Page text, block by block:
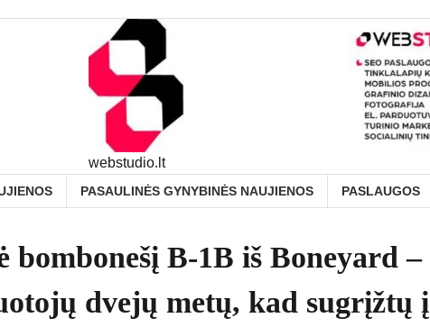
webstudio.lt
PASAULINĖS GYNYBINĖS NAUJIENOS PASLAUGOS
B-1B iš Boneyard –
dvejų metų, kad sugrįžtų į